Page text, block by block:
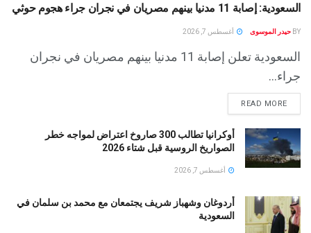
السعودية: إصابة 11 مدنيا بينهم مصريان في نجران جراء هجوم حوثي
BY حيدر الموسوى أغسطس 7, 2026
السعودية تعلن إصابة 11 مدنيا بينهم مصريان في نجران
جراء...
READ MORE
أوكرانيا تطالب 300 صاروخ اعتراض لمواجه خطر
الصواريخ الروسية قبل شتاء 2026
أغسطس 7, 2026
أردوغان وشهباز شريف يجتمعان مع محمد بن سلمان في
السعودية